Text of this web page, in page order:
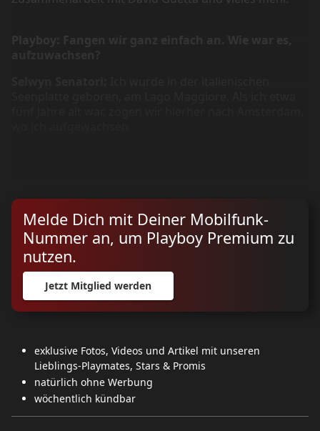
Melde Dich mit Deiner Mobilfunk-
Nummer an, um Playboy Premium zu
nutzen.
Jetzt Mitglied werden
exklusive Fotos, Videos und Artikel mit unseren
Lieblings-Playmates, Stars & Promis
natürlich ohne Werbung
wöchentlich kündbar